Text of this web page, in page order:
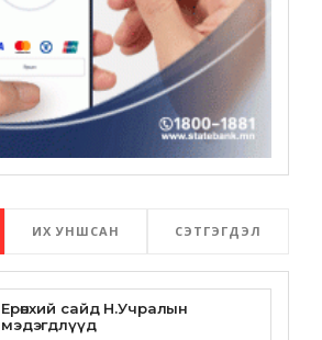
ИХ УНШСАН СЭТГЭГДЭЛ
Ерөнхий сайд Н.Учралын
мэдэгдлүүд